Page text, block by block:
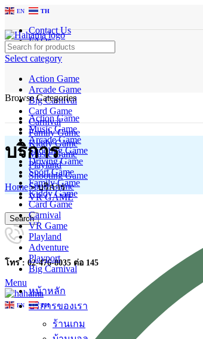
EN TH
Contact Us
FAQs
Select category
Action Game
Arcade Game
Big Carnival
Card Game
Carnival
Family Game
Kiddy Game
Music Game
Playland
Shooting Game
Sport Game
VR GAME
Search
โทร : 02-476-8035 ต่อ 145
Menu
EN TH
Browse Categories
Action Game
Music Game
Arcade Game
Shooting Game
Driving Game
Sport Game
Family Game
Kiddy Game
Card Game
Carnival
VR Game
Playland
Adventure
Playport
Big Carnival
หน้าหลัก
บริการของเรา
ร้านเกม
บริการ
Home»บริการ